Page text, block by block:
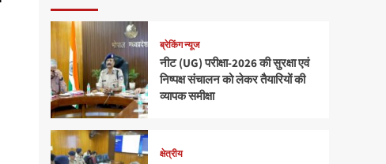
ब्रेकिंग न्यूज
नीट (UG) परीक्षा-2026 की सुरक्षा एवं
निष्पक्ष संचालन को लेकर तैयारियों की
व्यापक समीक्षा
क्षेत्रीय